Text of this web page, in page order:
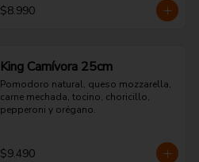
$8.990
King Carnívora 25cm
Pomodoro natural, queso mozzarella,
carne mechada, tocino, choricillo,
pepperoni y orégano.
$9.490